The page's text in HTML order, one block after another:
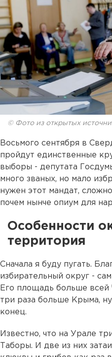
© Фото из открытых
Восьмого сентября в
пройдут единственные
выборы - депутата
много званых, но мало
нужен этот мандат,
почем нынче опиум для
Особенности
территория
Сначала я буду пугать.
избирательный округ -
Его площадь больше всей
три раза больше Крыма,
конец.
Известно, что на Урале
Таборы. И две из них